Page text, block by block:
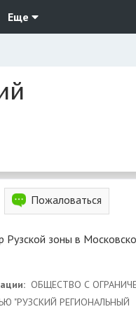
Еще
Пожаловаться
ОБЩЕСТВО С
"РУЗСКИЙ РЕГИОНАЛЬНЫЙ